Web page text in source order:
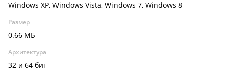
Windows XP, Windows Vista, Windows 7, Windows 8
Размер
0.66 МБ
Архитектура
32 и 64 бит